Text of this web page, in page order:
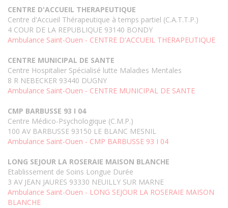
CENTRE D'ACCUEIL THERAPEUTIQUE
Centre d'Accueil Thérapeutique à temps partiel (C.A.T.T.P.)
4 COUR DE LA REPUBLIQUE 93140 BONDY
Ambulance Saint-Ouen - CENTRE D'ACCUEIL THERAPEUTIQUE
CENTRE MUNICIPAL DE SANTE
Centre Hospitalier Spécialisé lutte Maladies Mentales
8 R NEBECKER 93440 DUGNY
Ambulance Saint-Ouen - CENTRE MUNICIPAL DE SANTE
CMP BARBUSSE 93 I 04
Centre Médico-Psychologique (C.M.P.)
100 AV BARBUSSE 93150 LE BLANC MESNIL
Ambulance Saint-Ouen - CMP BARBUSSE 93 I 04
LONG SEJOUR LA ROSERAIE MAISON BLANCHE
Etablissement de Soins Longue Durée
3 AV JEAN JAURES 93330 NEUILLY SUR MARNE
Ambulance Saint-Ouen - LONG SEJOUR LA ROSERAIE MAISON
BLANCHE